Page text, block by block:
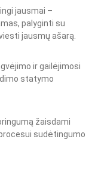
jausmai –
palyginti su
jausmų ašarą.
ir gailėjimosi
statymo
žaisdami
sudėtingumo